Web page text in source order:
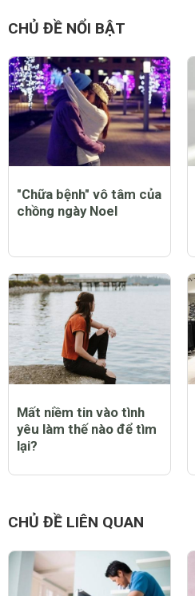
CHỦ ĐỀ NỔI BẬT
"Chữa bệnh" vô tâm của
chồng ngày Noel
Mất niềm tin vào tình
yêu làm thế nào để tìm
lại?
CHỦ ĐỀ LIÊN QUAN